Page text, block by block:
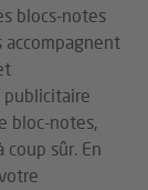
blocs-notes
bloc-notes,
sûr. En